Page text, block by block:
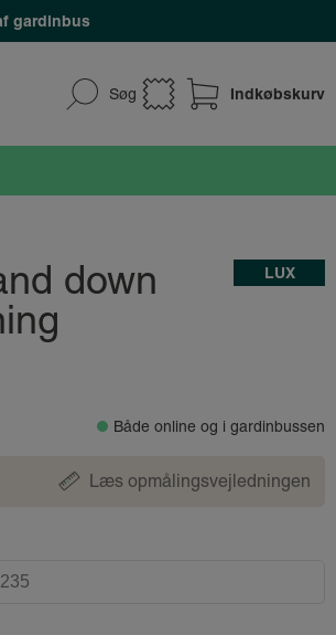
gardinbus
Søg Indkøbskurv
down
LUX
Både online og i gardinbussen
Læs opmålingsvejledningen